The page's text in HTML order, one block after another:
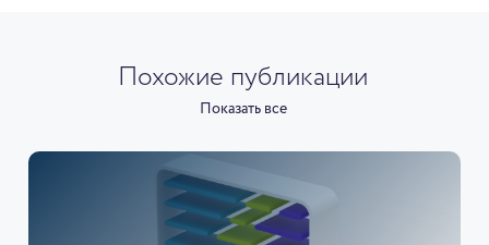
Похожие публикации
Показать все